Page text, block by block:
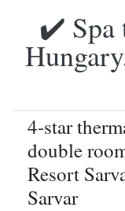
✔️ Spa
4-star
double
Resort
Sarvar